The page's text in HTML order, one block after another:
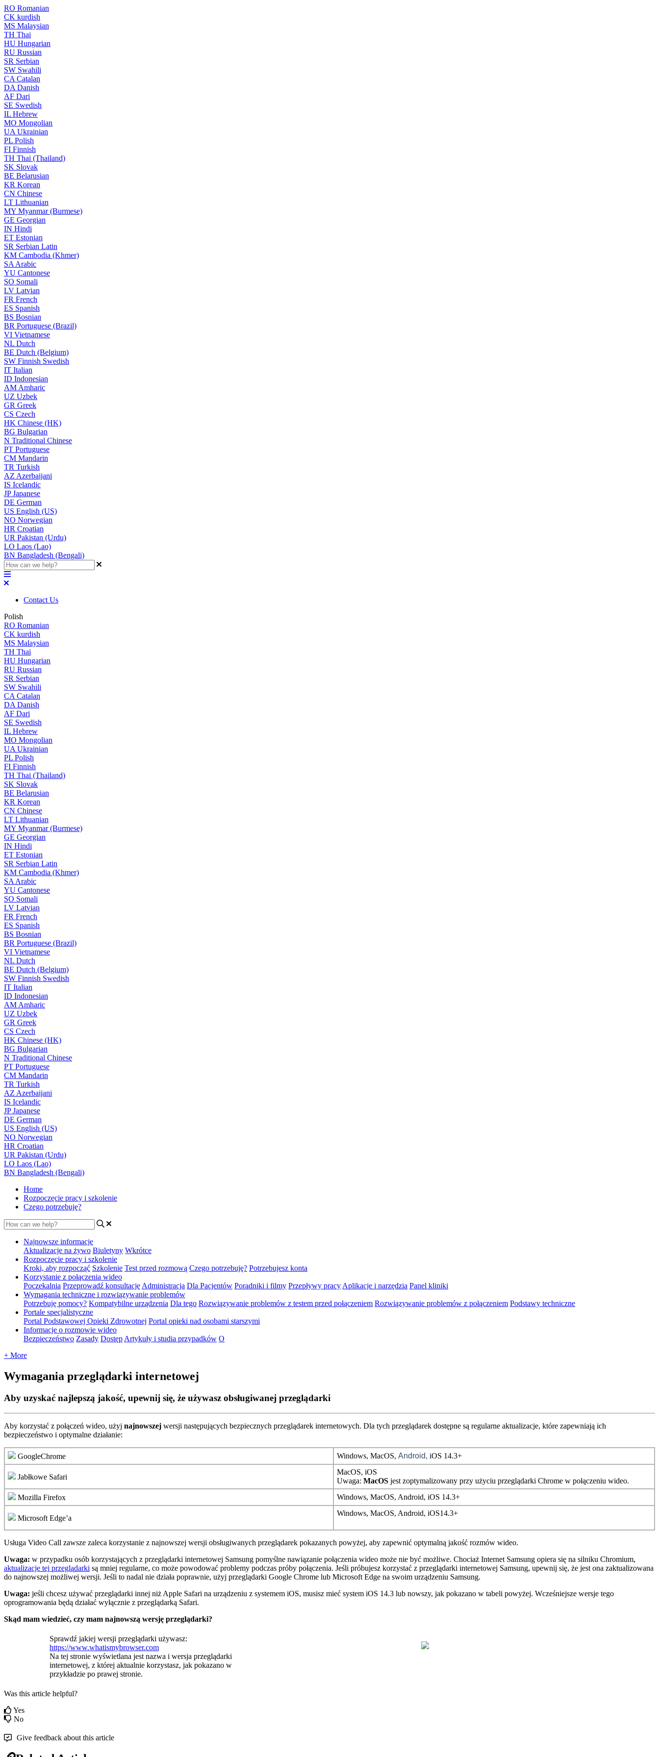
RO Romanian
CK kurdish
MS Malaysian
TH Thai
HU Hungarian
RU Russian
SR Serbian
SW Swahili
CA Catalan
DA Danish
AF Dari
SE Swedish
IL Hebrew
MO Mongolian
UA Ukrainian
PL Polish
FI Finnish
TH Thai (Thailand)
SK Slovak
BE Belarusian
KR Korean
CN Chinese
LT Lithuanian
MY Myanmar (Burmese)
GE Georgian
IN Hindi
ET Estonian
SR Serbian Latin
KM Cambodia (Khmer)
SA Arabic
YU Cantonese
SO Somali
LV Latvian
FR French
ES Spanish
BS Bosnian
BR Portuguese (Brazil)
VI Vietnamese
NL Dutch
BE Dutch (Belgium)
SW Finnish Swedish
IT Italian
ID Indonesian
AM Amharic
UZ Uzbek
GR Greek
CS Czech
HK Chinese (HK)
BG Bulgarian
N Traditional Chinese
PT Portuguese
CM Mandarin
TR Turkish
AZ Azerbaijani
IS Icelandic
JPJapanese
DE German
US English (US)
NO Norwegian
HR Croatian
UR Pakistan (Urdu)
LO Laos (Lao)
BN Bangladesh (Bengali)
Contact Us
Polish
RO Romanian
CK kurdish
MS Malaysian
TH Thai
HU Hungarian
RU Russian
SR Serbian
SW Swahili
CA Catalan
DA Danish
AF Dari
SE Swedish
IL Hebrew
MO Mongolian
UA Ukrainian
PL Polish
FI Finnish
TH Thai (Thailand)
SK Slovak
BE Belarusian
KR Korean
CN Chinese
LT Lithuanian
MY Myanmar (Burmese)
GE Georgian
IN Hindi
ET Estonian
SR Serbian Latin
KM Cambodia (Khmer)
SA Arabic
YU Cantonese
SO Somali
LV Latvian
FR French
ES Spanish
BS Bosnian
BR Portuguese (Brazil)
VI Vietnamese
NL Dutch
BE Dutch (Belgium)
SW Finnish Swedish
IT Italian
ID Indonesian
AM Amharic
UZ Uzbek
GR Greek
CS Czech
HK Chinese (HK)
BG Bulgarian
N Traditional Chinese
PT Portuguese
CM Mandarin
TR Turkish
AZ Azerbaijani
IS Icelandic
JPJapanese
DE German
US English (US)
NO Norwegian
HR Croatian
UR Pakistan (Urdu)
LO Laos (Lao)
BN Bangladesh (Bengali)
Home
Rozpoczęcie pracy i szkolenie
Czego potrzebuję?
Najnowsze informacje
Aktualizacje na żywo Biuletyny Wkrótce
Rozpoczęcie pracy i szkolenie
Kroki, aby rozpocząć Szkolenie Test przed rozmową Czego potrzebuję? Potrzebujesz konta
Korzystanie z połączenia wideo
Poczekalnia Przeprowadź konsultację Administracja Dla Pacjentów Poradniki i filmy Przepływy pracy Aplikacje i narzędzia Panel kliniki
Wymagania techniczne i rozwiązywanie problemów
Potrzebuję pomocy? Kompatybilne urządzenia Dla tego Rozwiązywanie problemów z testem przed połączeniem Rozwiązywanie problemów z połączeniem Podstawy techniczne
Portale specjalistyczne
Portal Podstawowej Opieki Zdrowotnej Portal opieki nad osobami starszymi
Informacje o rozmowie wideo
Bezpieczeństwo Zasady Dostęp Artykuły i studia przypadków O
+ More
Wymagania przeglądarki internetowej
Aby uzyskać najlepszą jakość, upewnij się, że używasz obsługiwanej przeglądarki
Aby korzystać z połączeń wideo, użyj najnowszej wersji następujących bezpiecznych przeglądarek internetowych. Dla tych przeglądarek dostępne są regularne aktualizacje, które zapewniają ich
bezpieczeństwo i optymalne działanie:
GoogleChrome Windows, MacOS, Android, iOS 14.3+
Jabłkowe Safari
MacOS, iOS
Uwaga: MacOS jest zoptymalizowany przy użyciu przeglądarki Chrome w połączeniu wideo.
Mozilla Firefox Windows, MacOS, Android, iOS 14.3+
Microsoft Edge’a
Windows, MacOS, Android, iOS14.3+
Usługa Video Call zawsze zaleca korzystanie z najnowszej wersji obsługiwanych przeglądarek pokazanych powyżej, aby zapewnić optymalną jakość rozmów wideo.
Uwaga: w przypadku osób korzystających z przeglądarki internetowej Samsung pomyślne nawiązanie połączenia wideo może nie być możliwe. Chociaż Internet Samsung opiera się na silniku Chromium,
aktualizacje tej przeglądarki są mniej regularne, co może powodować problemy podczas próby połączenia. Jeśli próbujesz korzystać z przeglądarki internetowej Samsung, upewnij się, że jest ona zaktualizowana
do najnowszej możliwej wersji. Jeśli to nadal nie działa poprawnie, użyj przeglądarki Google Chrome lub Microsoft Edge na swoim urządzeniu Samsung.
Uwaga: jeśli chcesz używać przeglądarki innej niż Apple Safari na urządzeniu z systemem iOS, musisz mieć system iOS 14.3 lub nowszy, jak pokazano w tabeli powyżej. Wcześniejsze wersje tego
oprogramowania będą działać wyłącznie z przeglądarką Safari.
Skąd mam wiedzieć, czy mam najnowszą wersję przeglądarki?
Sprawdź jakiej wersji przeglądarki używasz:
https://www.whatismybrowser.com
Na tej stronie wyświetlana jest nazwa i wersja przeglądarki
internetowej, z której aktualnie korzystasz, jak pokazano w
przykładzie po prawej stronie.
Was this article helpful?
Yes
No
Give feedback about this article